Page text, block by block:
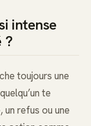
intense
?
toujours une
te
refus ou une